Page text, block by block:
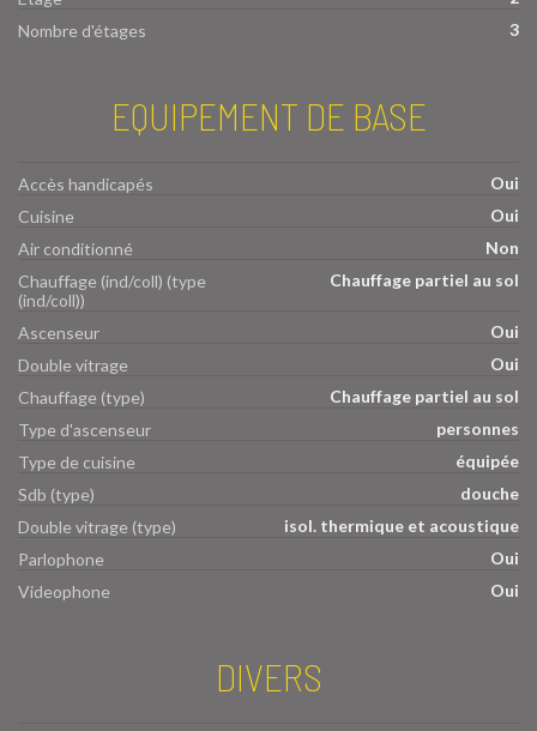
Nombre d'étages
3
EQUIPEMENT DE BASE
Accès handicapés
Oui
Cuisine
Oui
Air conditionné
Non
Chauffage (ind/coll) (type
(ind/coll))
Chauffage partiel au sol
Ascenseur
Oui
Double vitrage
Oui
Chauffage (type)
Chauffage partiel au sol
Type d'ascenseur
personnes
Type de cuisine
équipée
Sdb (type)
douche
Double vitrage (type)
isol. thermique et acoustique
Parlophone
Oui
Videophone
Oui
DIVERS